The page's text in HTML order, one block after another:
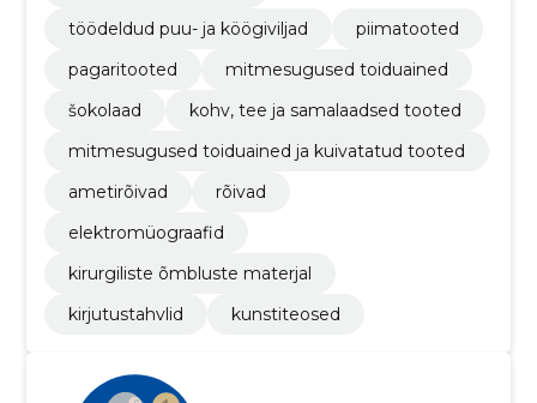
töödeldud puu- ja köögiviljad
piimatooted
pagaritooted
mitmesugused toiduained
šokolaad
kohv, tee ja samalaadsed tooted
mitmesugused toiduained ja kuivatatud tooted
ametirõivad
rõivad
elektromüograafid
kirurgiliste õmbluste materjal
kirjutustahvlid
kunstiteosed